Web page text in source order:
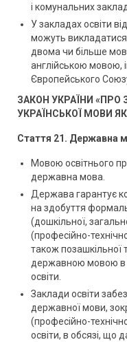
і комунальних
У закладах освіти
можуть викладатися
двома чи більше
англійською мовою,
Європейського
ЗАКОН УКРАЇНИ «ПРО
УКРАЇНСЬКОЇ МОВИ
Стаття 21. Державна
Мовою освітнього
державна мова.
Держава гарантує
на здобуття
(дошкільної,
(професійно-
також позашкільної
державною мовою в
освіти.
Заклади освіти
державної мови,
(професійно-
освіти, в обсязі, що